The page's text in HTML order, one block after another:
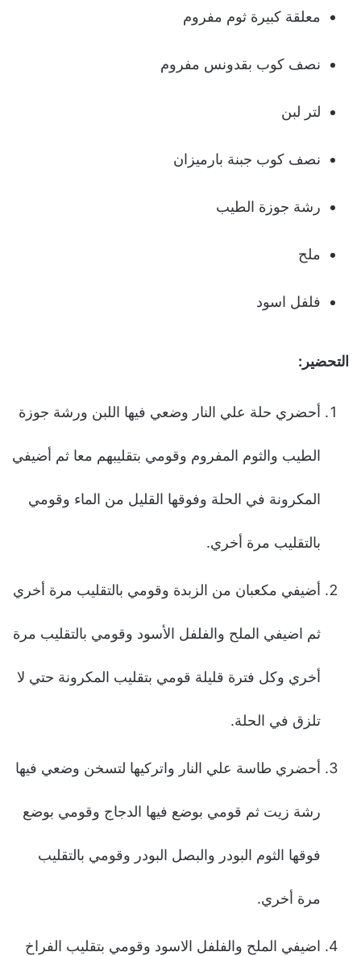
معلقة كبيرة ثوم مفروم
نصف كوب بقدونس مفروم
لتر لبن
نصف كوب جبنة بارميزان
رشة جوزة الطيب
ملح
فلفل اسود
التحضير:
أحضري حلة علي النار وضعي فيها اللبن ورشة جوزة
الطيب والثوم المفروم وقومي بتقليبهم معا ثم أضيفي
المكرونة في الحلة وفوقها القليل من الماء وقومي
بالتقليب مرة أخري.
أضيفي مكعبان من الزبدة وقومي بالتقليب مرة أخري
ثم اضيفي الملح والفلفل الأسود وقومي بالتقليب مرة
أخري وكل فترة قليلة قومي بتقليب المكرونة حتي لا
تلزق في الحلة.
أحضري طاسة علي النار واتركيها لتسخن وضعي فيها
رشة زيت ثم قومي بوضع فيها الدجاج وقومي بوضع
فوقها الثوم البودر والبصل البودر وقومي بالتقليب
مرة أخري.
اضيفي الملح والفلفل الاسود وقومي بتقليب الفراخ